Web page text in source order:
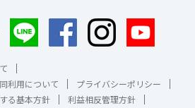
の非課税枠がある
生命保険
託して安心
利用について
プライバシーポリシー
る基本方針
利益相反管理方針